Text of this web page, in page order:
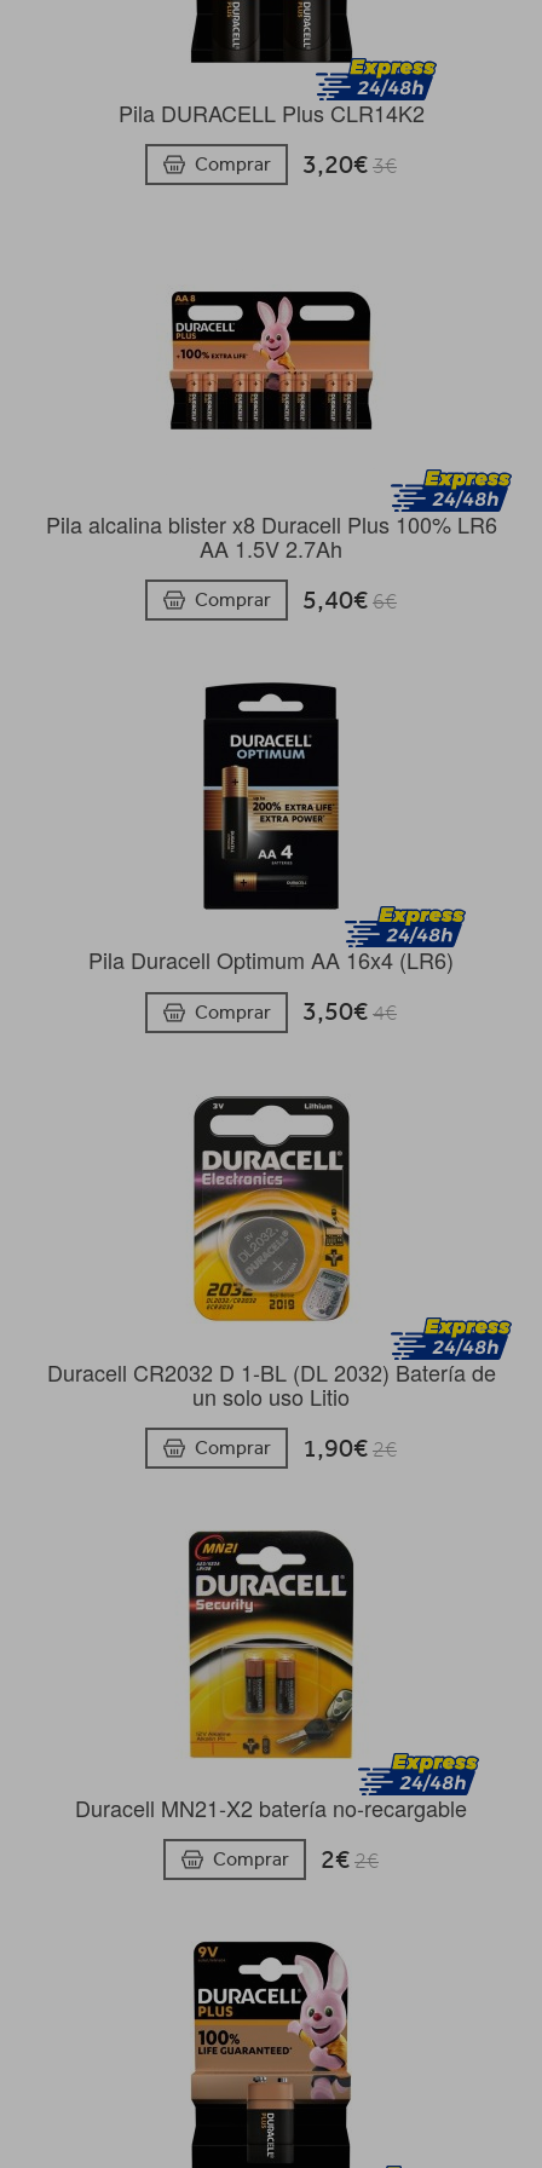
Pila DURACELL Plus CLR14K2
Comprar 3,20€3€
Pila alcalina blister x8 Duracell Plus 100% LR6
AA 1.5V 2.7Ah
Comprar 5,40€6€
Pila Duracell Optimum AA 16x4 (LR6)
Comprar 3,50€4€
Duracell CR2032 D 1-BL (DL 2032) Batería de
un solo uso Litio
Comprar 1,90€2€
Duracell MN21-X2 batería no-recargable
Comprar 2€2€